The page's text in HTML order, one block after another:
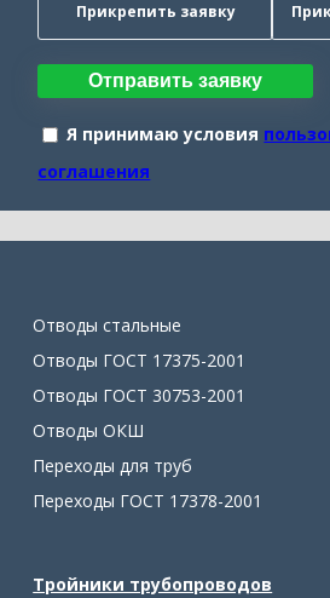
Прикрепить заявку
Отправить заявку
Я принимаю условия
соглашения
Отводы стальные
Отводы ГОСТ 17375-2001
Отводы ГОСТ 30753-2001
Отводы ОКШ
Переходы для труб
Переходы ГОСТ 17378-2001
Тройники трубопроводов